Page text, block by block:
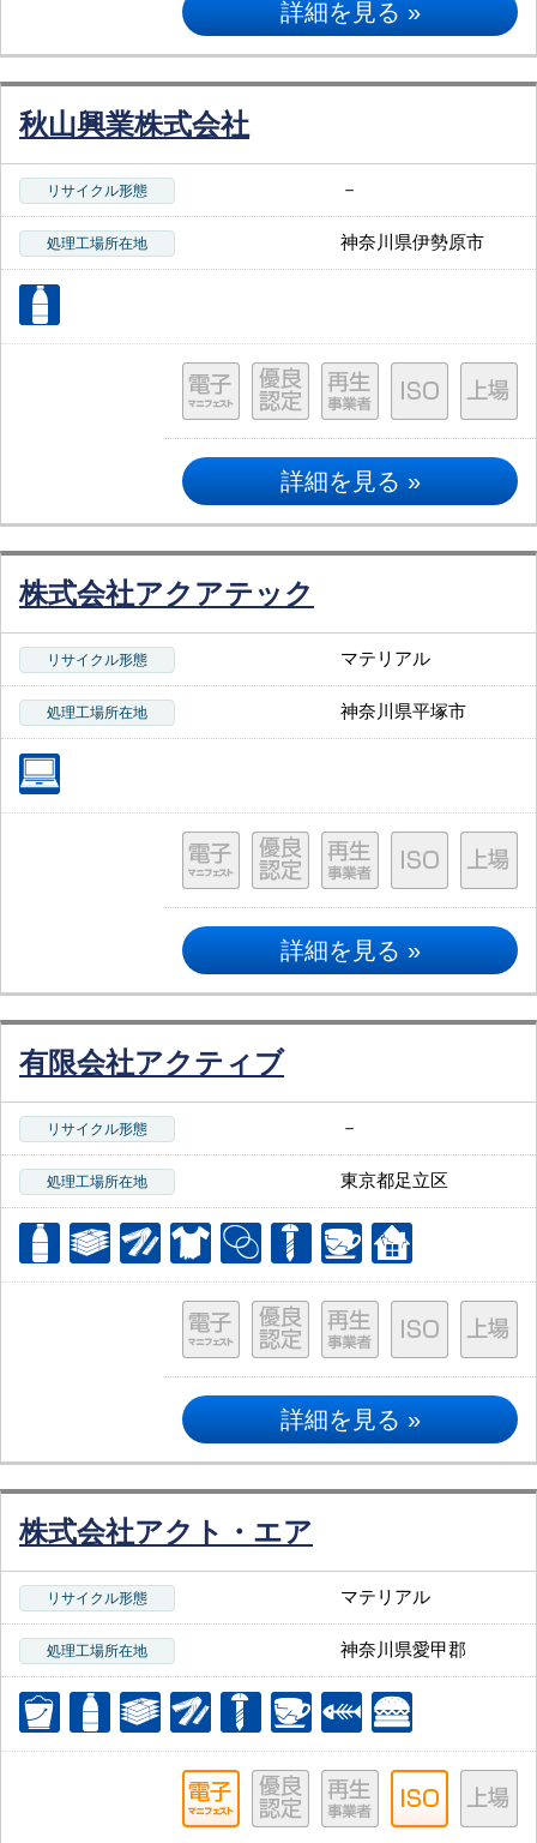
詳細を見る »
秋山興業株式会社
リサイクル形態 －
処理工場所在地 神奈川県伊勢原市
詳細を見る »
株式会社アクアテック
リサイクル形態 マテリアル
処理工場所在地 神奈川県平塚市
詳細を見る »
有限会社アクティブ
リサイクル形態 －
処理工場所在地 東京都足立区
詳細を見る »
株式会社アクト・エア
リサイクル形態 マテリアル
処理工場所在地 神奈川県愛甲郡